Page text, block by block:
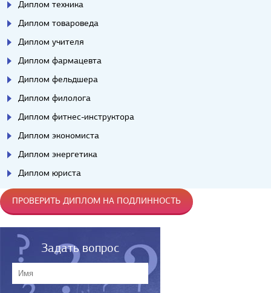
Диплом техника
Диплом товароведа
Диплом учителя
Диплом фармацевта
Диплом фельдшера
Диплом филолога
Диплом фитнес-инструктора
Диплом экономиста
Диплом энергетика
Диплом юриста
ПРОВЕРИТЬ ДИПЛОМ НА ПОДЛИННОСТЬ
Задать вопрос